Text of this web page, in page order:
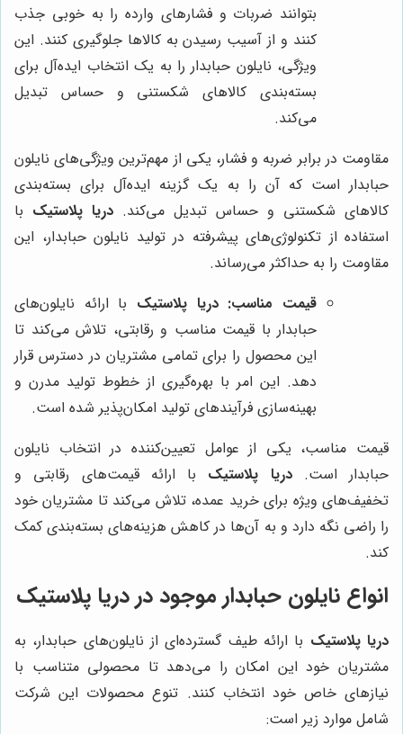
بتوانند ضربات و فشارهای وارده را به خوبی جذب
کنند و از آسیب رسیدن به کالاها جلوگیری کنند. این
ویژگی، نایلون حبابدار را به یک انتخاب ایده‌آل برای
بسته‌بندی کالاهای شکستنی و حساس تبدیل
می‌کند.
مقاومت در برابر ضربه و فشار، یکی از مهم‌ترین ویژگی‌های نایلون
حبابدار است که آن را به یک گزینه ایده‌آل برای بسته‌بندی
کالاهای شکستنی و حساس تبدیل می‌کند. دریا پلاستیک با
استفاده از تکنولوژی‌های پیشرفته در تولید نایلون حبابدار، این
مقاومت را به حداکثر می‌رساند.
قیمت مناسب: دریا پلاستیک با ارائه نایلون‌های
حبابدار با قیمت مناسب و رقابتی، تلاش می‌کند تا
این محصول را برای تمامی مشتریان در دسترس قرار
دهد. این امر با بهره‌گیری از خطوط تولید مدرن و
بهینه‌سازی فرآیندهای تولید امکان‌پذیر شده است.
قیمت مناسب، یکی از عوامل تعیین‌کننده در انتخاب نایلون
حبابدار است.دریا پلاستیک با ارائه قیمت‌های رقابتی و
تخفیف‌های ویژه برای خرید عمده، تلاش می‌کند تا مشتریان خود
را راضی نگه دارد و به آن‌ها در کاهش هزینه‌های بسته‌بندی کمک
کند.
انواع نایلون حبابدار موجود در دریا پلاستیک
دریا پلاستیک با ارائه طیف گسترده‌ای از نایلون‌های حبابدار، به
مشتریان خود این امکان را می‌دهد تا محصولی متناسب با
نیازهای خاص خود انتخاب کنند. تنوع محصولات این شرکت
شامل موارد زیر است: